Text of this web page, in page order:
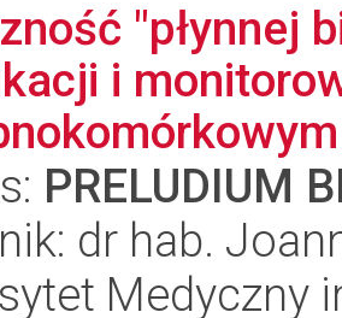
"płynnej
i
PRELUDIUM
dr hab.
Medyczny